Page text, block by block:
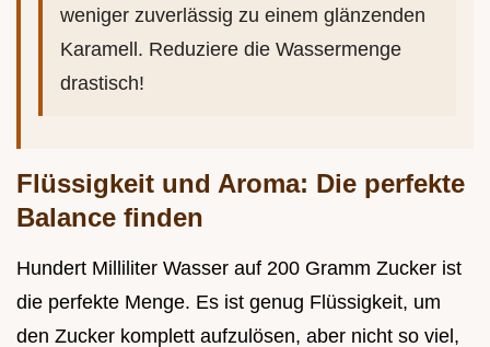
weniger zuverlässig zu einem glänzenden
Karamell. Reduziere die Wassermenge
drastisch!
Flüssigkeit und Aroma: Die perfekte
Balance finden
Hundert Milliliter Wasser auf 200 Gramm Zucker ist
die perfekte Menge. Es ist genug Flüssigkeit, um
den Zucker komplett aufzulösen, aber nicht so viel,